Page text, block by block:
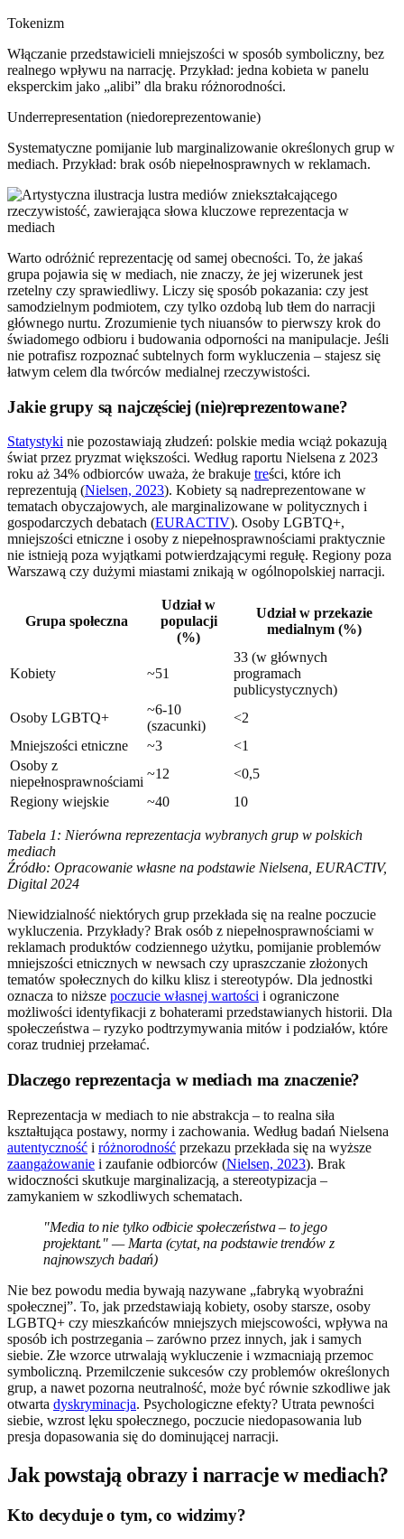
Tokenizm
Włączanie przedstawicieli mniejszości w sposób symboliczny, bez
realnego wpływu na narrację. Przykład: jedna kobieta w panelu
eksperckim jako „alibi” dla braku różnorodności.
Underrepresentation (niedoreprezentowanie)
Systematyczne pomijanie lub marginalizowanie określonych grup w
mediach. Przykład: brak osób niepełnosprawnych w reklamach.
Warto odróżnić reprezentację od samej obecności. To, że jakaś
grupa pojawia się w mediach, nie znaczy, że jej wizerunek jest
rzetelny czy sprawiedliwy. Liczy się sposób pokazania: czy jest
samodzielnym podmiotem, czy tylko ozdobą lub tłem do narracji
głównego nurtu. Zrozumienie tych niuansów to pierwszy krok do
świadomego odbioru i budowania odporności na manipulacje. Jeśli
nie potrafisz rozpoznać subtelnych form wykluczenia – stajesz się
łatwym celem dla twórców medialnej rzeczywistości.
Jakie grupy są najczęściej (nie)reprezentowane?
Statystyki nie pozostawiają złudzeń: polskie media wciąż pokazują
świat przez pryzmat większości. Według raportu Nielsena z 2023
roku aż 34% odbiorców uważa, że brakuje treści, które ich
reprezentują (Nielsen, 2023). Kobiety są nadreprezentowane w
tematach obyczajowych, ale marginalizowane w politycznych i
gospodarczych debatach (EURACTIV). Osoby LGBTQ+,
mniejszości etniczne i osoby z niepełnosprawnościami praktycznie
nie istnieją poza wyjątkami potwierdzającymi regułę. Regiony poza
Warszawą czy dużymi miastami znikają w ogólnopolskiej narracji.
Grupa społeczna
Udział w
populacji
(%)
Udział w przekazie
medialnym (%)
Kobiety ~51
33 (w głównych
programach
publicystycznych)
Osoby LGBTQ+
~6-10
(szacunki)
<2
Mniejszości etniczne
~3
<1
Osoby z
niepełnosprawnościami
~12
<0,5
Regiony wiejskie
~40 10
Tabela 1: Nierówna reprezentacja wybranych grup w polskich
mediach
Źródło: Opracowanie własne na podstawie Nielsena, EURACTIV,
Digital 2024
Niewidzialność niektórych grup przekłada się na realne poczucie
wykluczenia. Przykłady? Brak osób z niepełnosprawnościami w
reklamach produktów codziennego użytku, pomijanie problemów
mniejszości etnicznych w newsach czy upraszczanie złożonych
tematów społecznych do kilku klisz i stereotypów. Dla jednostki
oznacza to niższe poczucie własnej wartości i ograniczone
możliwości identyfikacji z bohaterami przedstawianych historii. Dla
społeczeństwa – ryzyko podtrzymywania mitów i podziałów, które
coraz trudniej przełamać.
Dlaczego reprezentacja w mediach ma znaczenie?
Reprezentacja w mediach to nie abstrakcja – to realna siła
kształtująca postawy, normy i zachowania. Według badań Nielsena
autentyczność i różnorodność przekazu przekłada się na wyższe
zaangażowanie i zaufanie odbiorców (Nielsen, 2023). Brak
widoczności skutkuje marginalizacją, a stereotypizacja –
zamykaniem w szkodliwych schematach.
"Media to nie tylko odbicie społeczeństwa – to jego
projektant." — Marta (cytat, na podstawie trendów z
najnowszych badań)
Nie bez powodu media bywają nazywane „fabryką wyobraźni
społecznej”. To, jak przedstawiają kobiety, osoby starsze, osoby
LGBTQ+ czy mieszkańców mniejszych miejscowości, wpływa na
sposób ich postrzegania – zarówno przez innych, jak i samych
siebie. Złe wzorce utrwalają wykluczenie i wzmacniają przemoc
symboliczną. Przemilczenie sukcesów czy problemów określonych
grup, a nawet pozorna neutralność, może być równie szkodliwe jak
otwarta dyskryminacja. Psychologiczne efekty? Utrata pewności
siebie, wzrost lęku społecznego, poczucie niedopasowania lub
presja dopasowania się do dominującej narracji.
Jak powstają obrazy i narracje w mediach?
Kto decyduje o tym, co widzimy?